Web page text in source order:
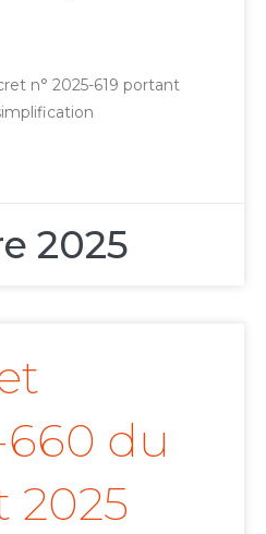
n° 2025-619 portant
2025
660 du
2025